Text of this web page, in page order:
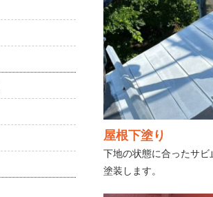
屋根下塗り
下地の状態に合ったサ
塗装します。